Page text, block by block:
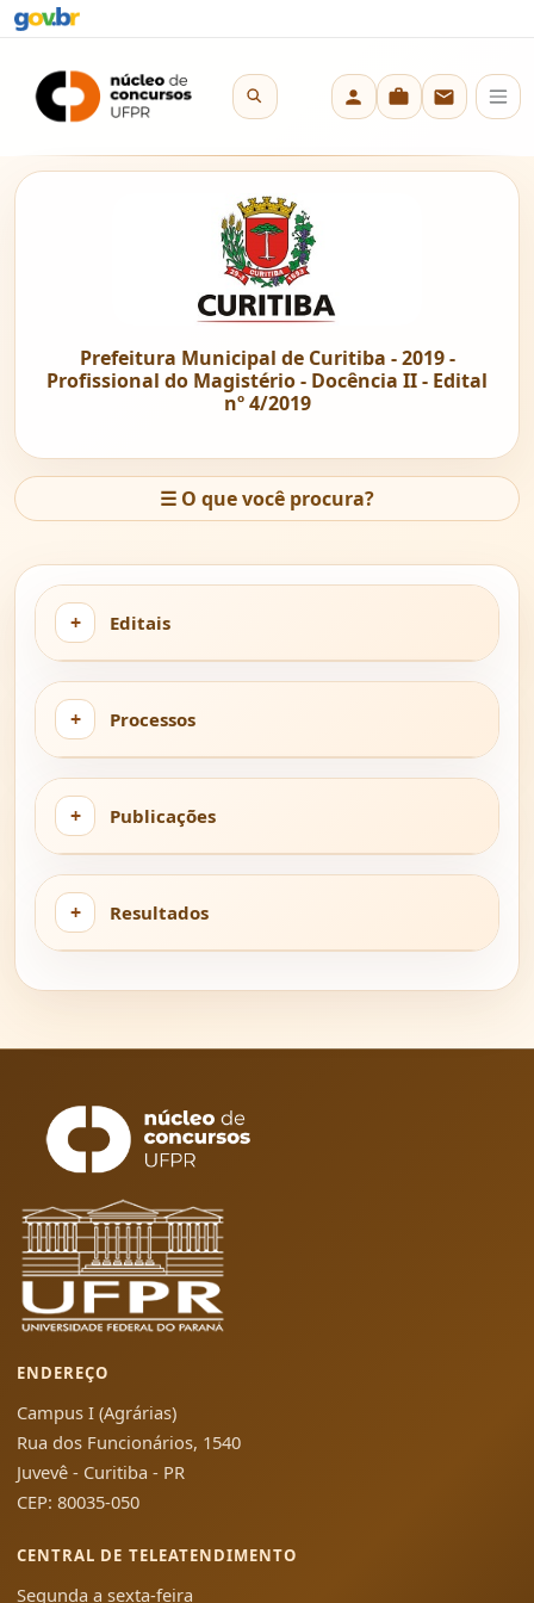
Prefeitura Municipal de Curitiba - 2019 -
Profissional do Magistério - Docência II - Edital
nº 4/2019
☰ O que você procura?
Editais
Processos
Publicações
Resultados
ENDEREÇO
Campus I (Agrárias)
Rua dos Funcionários, 1540
Juvevê - Curitiba - PR
CEP: 80035-050
CENTRAL DE TELEATENDIMENTO
Segunda a sexta-feira